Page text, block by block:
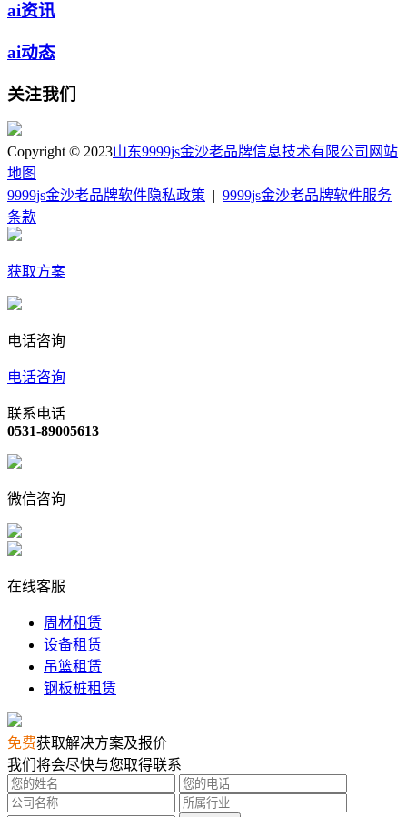
ai资讯
ai动态
关注我们
Copyright © 2023山东9999js金沙老品牌信息技术有限公司 网站
地图
9999js金沙老品牌软件隐私政策
9999js金沙老品牌软件服务
条款
获取方案
电话咨询
电话咨询
联系电话
0531-89005613
微信咨询
在线客服
周材租赁
设备租赁
吊篮租赁
钢板桩租赁
免费获取解决方案及报价
我们将会尽快与您取得联系